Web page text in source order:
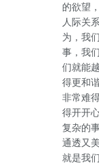
的欲望
人际关
为，我
事，我
们就能
得更和
非常难
得开开
复杂的
通透又
就是我